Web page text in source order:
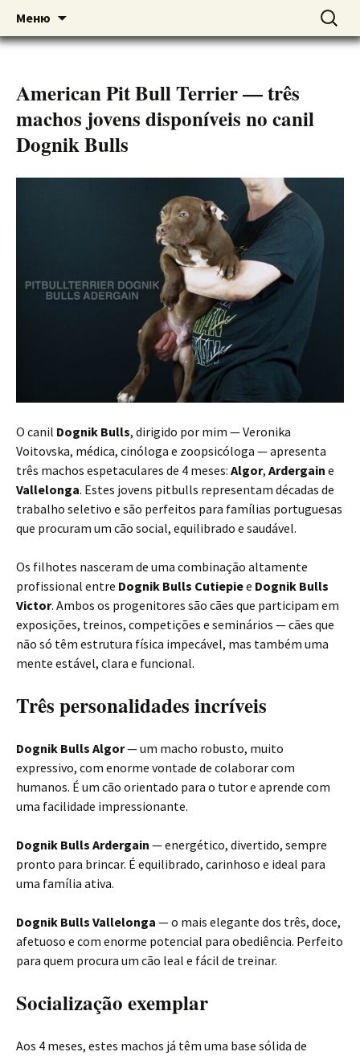
DOGNIK BULLS
American pitbull terrier kennel DOGNIK
BULLS Europe. ADBA registered. APBT
Меню
содержимому
Найти:
American Pit Bull Terrier — três
machos jovens disponíveis no canil
Dognik Bulls
O canil Dognik Bulls, dirigido por mim — Veronika
Voitovska, médica, cinóloga e zoopsicóloga — apresenta
três machos espetaculares de 4 meses: Algor, Ardergain e
Vallelonga. Estes jovens pitbulls representam décadas de
trabalho seletivo e são perfeitos para famílias portuguesas
que procuram um cão social, equilibrado e saudável.
Os filhotes nasceram de uma combinação altamente
profissional entre Dognik Bulls Cutiepiee Dognik Bulls
Victor. Ambos os progenitores são cães que participam em
exposições, treinos, competições e seminários — cães que
não só têm estrutura física impecável, mas também uma
mente estável, clara e funcional.
Três personalidades incríveis
Dognik Bulls Algor— um macho robusto, muito
expressivo, com enorme vontade de colaborar com
humanos. É um cão orientado para o tutor e aprende com
uma facilidade impressionante.
Dognik Bulls Ardergain — energético, divertido, sempre
pronto para brincar. É equilibrado, carinhoso e ideal para
uma família ativa.
Dognik Bulls Vallelonga — o mais elegante dos três, doce,
afetuoso e com enorme potencial para obediência. Perfeito
para quem procura um cão leal e fácil de treinar.
Socialização exemplar
Aos 4 meses, estes machos já têm uma base sólida de